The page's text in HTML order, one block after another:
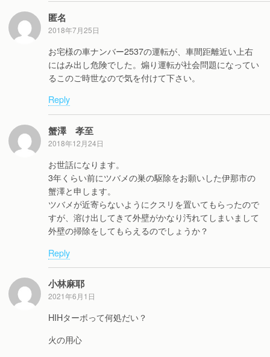
匿名
2018年7月25日
お宅様の車ナンバー2537の運転が、車間距離近い上右
にはみ出し危険でした。煽り運転が社会問題になってい
るこのご時世なので気を付けて下さい。
Reply
蟹澤 孝至
2018年12月24日
お世話になります。
3年くらい前にツバメの巣の駆除をお願いした伊那市の
蟹澤と申します。
ツバメが近寄らないようにクスリを置いてもらったので
すが、溶け出してきて外壁がかなり汚れてしまいまして
外壁の掃除をしてもらえるのでしょうか？
Reply
小林麻耶
2021年6月1日
HIHターボって何処だい？
火の用心